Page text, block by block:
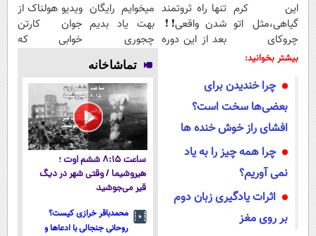
این کرم
گیاهی،مثل اتو
چروکای
پوستتوصاف
تنها راه ثروتمند
شدن واقعی❗❗
بعد از این دوره
میخوایم رایگان
بهت یاد بدیم
چجوری
پولدارشی! باور
نداری امتحانش
مجانیه
ویدیو هولناک از
جوان کارتن
خوابی که
بیشتر بخوانید:
چرا خندیدن برای
بعضی‌ها سخت است؟
افشای راز خوش خنده ها
چرا همه چیز را به یاد
نمی‌ آوریم؟
اثرات یادگیری زبان دوم
بر روی مغز
تماشاخانه
ساعت ۸:۱۵ ششم اوت ؛
هیروشیما / وقتی شهر در دیگ
قیر می‌جوشید
محمدباقر خرازی کیست؟
روحانی جنجالی با ادعاها و